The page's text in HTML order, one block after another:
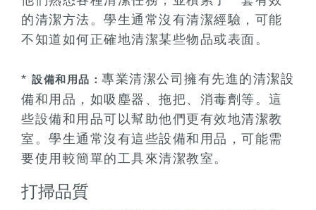
的清潔方法。學生通常沒有清潔經驗，可能
不知道如何正確地清潔某些物品或表面。
* 設備和用品： 專業清潔公司擁有先進的清潔設
備和用品，如吸塵器、拖把、消毒劑等。這
些設備和用品可以幫助他們更有效地清潔教
室。學生通常沒有這些設備和用品，可能需
要使用較簡單的工具來清潔教室。
打掃品質